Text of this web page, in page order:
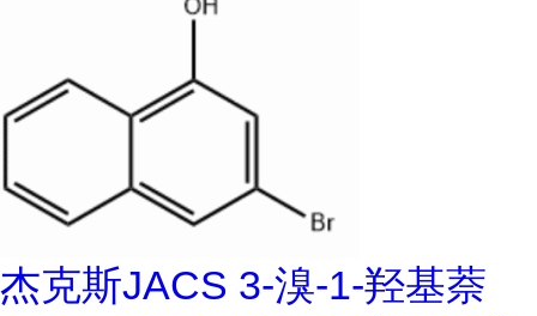
杰克斯JACS 3-溴-1-羟基萘